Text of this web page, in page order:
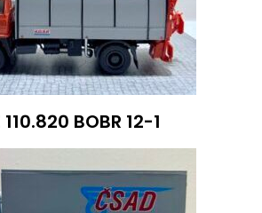
110.820 BOBR 12-1